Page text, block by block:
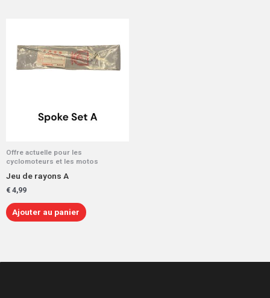
Offre actuelle pour les
cyclomoteurs et les motos
Jeu de rayons A
€ 4,99
Ajouter au panier